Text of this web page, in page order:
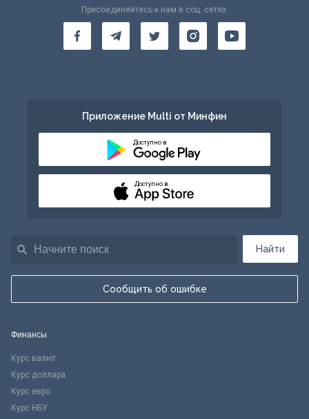
Найти
Сообщить об ошибке
Присоединяйтесь к нам в соц. сетях:
Приложение Multi от Минфин
Доступно в
Доступно в
Финансы
Курс валют
Курс доллара
Курс евро
Курс НБУ